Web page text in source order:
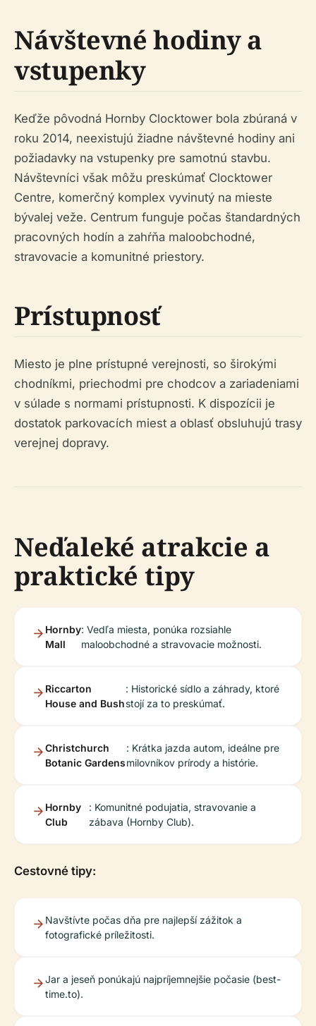
Návštevné hodiny a
vstupenky
Keďže pôvodná Hornby Clocktower bola zbúraná v
roku 2014, neexistujú žiadne návštevné hodiny ani
požiadavky na vstupenky pre samotnú stavbu.
Návštevníci však môžu preskúmať Clocktower
Centre, komerčný komplex vyvinutý na mieste
bývalej veže. Centrum funguje počas štandardných
pracovných hodín a zahŕňa maloobchodné,
stravovacie a komunitné priestory.
Prístupnosť
Miesto je plne prístupné verejnosti, so širokými
chodníkmi, priechodmi pre chodcov a zariadeniami
v súlade s normami prístupnosti. K dispozícii je
dostatok parkovacích miest a oblasť obsluhujú trasy
verejnej dopravy.
Neďaleké atrakcie a
praktické tipy
Hornby
Mall
: Vedľa miesta, ponúka rozsiahle
maloobchodné a stravovacie možnosti.
Riccarton
House and Bush
: Historické sídlo a záhrady, ktoré
stojí za to preskúmať.
Christchurch
Botanic Gardens
: Krátka jazda autom, ideálne pre
milovníkov prírody a histórie.
Hornby
Club
: Komunitné podujatia, stravovanie a
zábava (Hornby Club).
Cestovné tipy:
Navštívte počas dňa pre najlepší zážitok a
fotografické príležitosti.
Jar a jeseň ponúkajú najpríjemnejšie počasie (best-
time.to).